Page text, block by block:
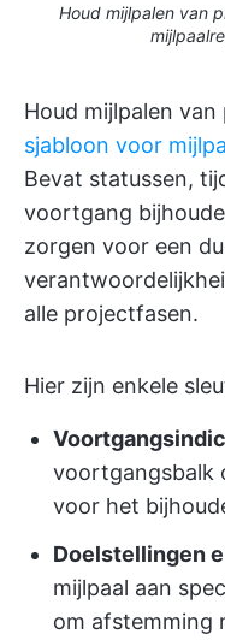
Houd mijlpalen van
Houd mijlpalen
sjabloon voor
Bevat statussen,
voortgang
zorgen voor een
alle projectfasen.
Hier zijn enkele
voortgangsbalk
voor het
Doelstellingen
mijlpaal aan
om afstemming